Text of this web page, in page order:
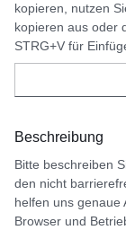
kopieren, nutzen
kopieren aus oder
STRG+V für
Beschreibung
Bitte beschreiben
den nicht
helfen uns genaue
Browser und